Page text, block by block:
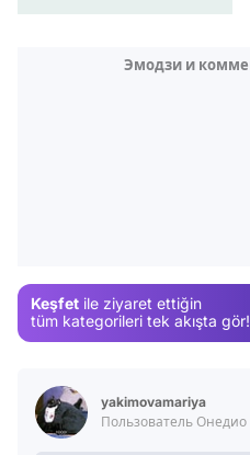
Эмодзи и
Keşfet ile ziyaret ettiğin
tüm kategorileri tek akışta gör!
yakimovamariya
Пользователь Онедио